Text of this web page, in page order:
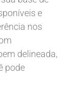
e
nos
delineada,
pode